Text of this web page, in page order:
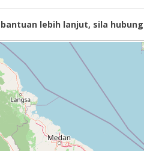
lebih lanjut, sila